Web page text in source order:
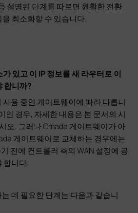
설명된 단계를 따르면 원활한 전환
최소화할 수 있습니다.
있고 이 IP 정보를 새 라우터로 이
합니까?
용 중인 게이트웨이에 따라 다릅니
인 경우, 자세한 내용은 본 문서의 시
오. 그러나 Omada 게이트웨이가 아
게이트웨이로 교체하는 경우에는
전에 컨트롤러 측의 WAN 설정에 공
합니다.
데 필요한 단계는 다음과 같습니